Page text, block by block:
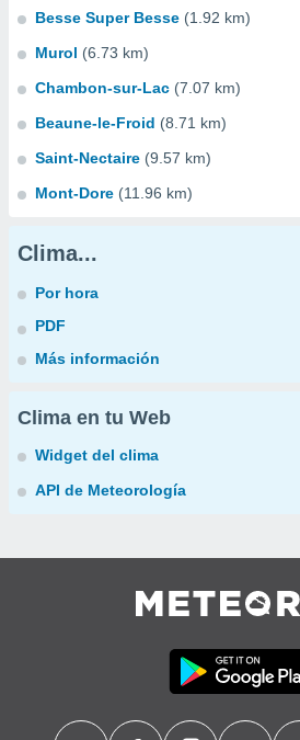
Besse Super Besse (1.92 km)
Murol (6.73 km)
Chambon-sur-Lac (7.07 km)
Beaune-le-Froid (8.71 km)
Saint-Nectaire (9.57 km)
Mont-Dore (11.96 km)
Clima...
Por hora
PDF
Más información
Clima en tu Web
Widget del clima
API de Meteorología